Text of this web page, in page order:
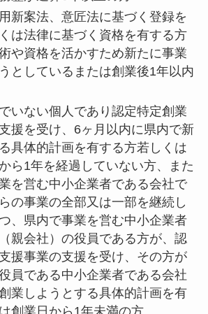
新案法、意匠法に基づく登録を
は法律に基づく資格を有する方
や資格を活かすため新たに事業
としているまたは創業後1年以内
いない個人であり認定特定創業
援を受け、6ヶ月以内に県内で新
具体的計画を有する方若しくは
ら1年を経過していない方、また
を営む中小企業者である会社で
の事業の全部又は一部を継続し
、県内で事業を営む中小企業者
親会社）の役員である方が、認
援事業の支援を受け、その方が
員である中小企業者である会社
業しようとする具体的計画を有
創業日から1年未満の方